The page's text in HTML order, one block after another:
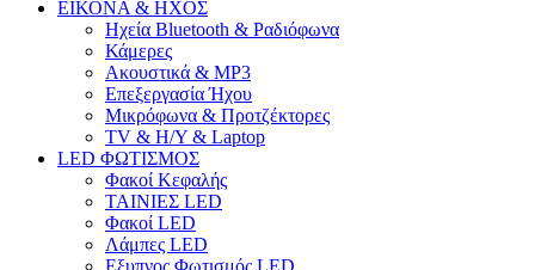
ΕΙΚΟΝΑ & ΗΧΟΣ
Ηχεία Bluetooth & Ραδιόφωνα
Κάμερες
Ακουστικά & MP3
Επεξεργασία Ήχου
Μικρόφωνα & Προτζέκτορες
TV & H/Y & Laptop
LED ΦΩΤΙΣΜΟΣ
Φακοί Κεφαλής
ΤΑΙΝΙΕΣ LED
Φακοί LED
Λάμπες LED